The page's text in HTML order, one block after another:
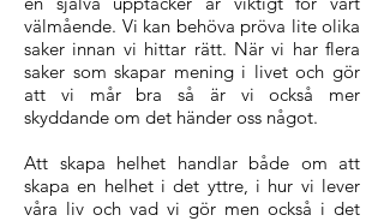
välmående. Vi kan behöva pröva lite olika
saker innan vi hittar rätt. När vi har flera
saker som skapar mening i livet och gör
att vi mår bra så är vi också mer
skyddande om det händer oss något.
Att skapa helhet handlar både om att
skapa en helhet i det yttre, i hur vi lever
våra liv och vad vi gör men också i det